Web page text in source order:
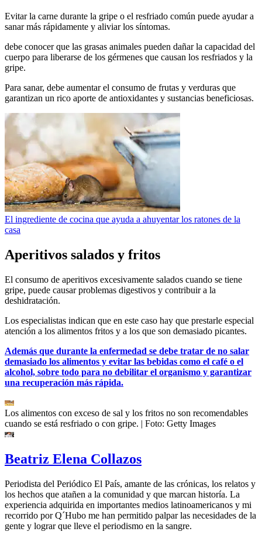
Evitar la carne durante la gripe o el resfriado común puede ayudar a
sanar más rápidamente y aliviar los síntomas.
debe conocer que las grasas animales pueden dañar la capacidad del
cuerpo para liberarse de los gérmenes que causan los resfriados y la
gripe.
Para sanar, debe aumentar el consumo de frutas y verduras que
garantizan un rico aporte de antioxidantes y sustancias beneficiosas.
El ingrediente de cocina que ayuda a ahuyentar los ratones de la
casa
Aperitivos salados y fritos
El consumo de aperitivos excesivamente salados cuando se tiene
gripe, puede causar problemas digestivos y contribuir a la
deshidratación.
Los especialistas indican que en este caso hay que prestarle especial
atención a los alimentos fritos y a los que son demasiado picantes.
Además que durante la enfermedad se debe tratar de no salar
demasiado los alimentos y evitar las bebidas como el café o el
alcohol, sobre todo para no debilitar el organismo y garantizar
una recuperación más rápida.
Los alimentos con exceso de sal y los fritos no son recomendables
cuando se está resfriado o con gripe. | Foto: Getty Images
Beatriz Elena Collazos
Periodista del Periódico El País, amante de las crónicas, los relatos y
los hechos que atañen a la comunidad y que marcan historía. La
experiencia adquirida en importantes medios latinoamericanos y mi
recorrido por Q´Hubo me han permitido palpar las necesidades de la
gente y lograr que lleve el periodismo en la sangre.